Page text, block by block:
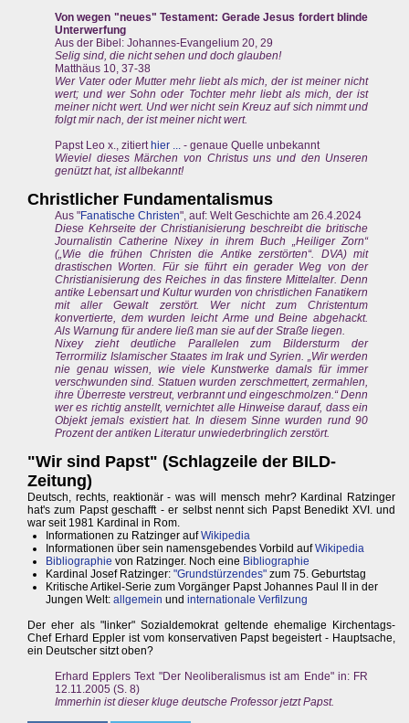
Von wegen "neues" Testament: Gerade Jesus fordert blinde
Unterwerfung
Aus der Bibel: Johannes-Evangelium 20, 29
Selig sind, die nicht sehen und doch glauben!
Matthäus 10, 37-38
Wer Vater oder Mutter mehr liebt als mich, der ist meiner nicht
wert; und wer Sohn oder Tochter mehr liebt als mich, der ist
meiner nicht wert. Und wer nicht sein Kreuz auf sich nimmt und
folgt mir nach, der ist meiner nicht wert.
Papst Leo x., zitiert hier ... - genaue Quelle unbekannt
Wieviel dieses Märchen von Christus uns und den Unseren
genützt hat, ist allbekannt!
Christlicher Fundamentalismus
Aus "Fanatische Christen", auf: Welt Geschichte am 26.4.2024
Diese Kehrseite der Christianisierung beschreibt die britische
Journalistin Catherine Nixey in ihrem Buch „Heiliger Zorn“
(„Wie die frühen Christen die Antike zerstörten“. DVA) mit
drastischen Worten. Für sie führt ein gerader Weg von der
Christianisierung des Reiches in das finstere Mittelalter. Denn
antike Lebensart und Kultur wurden von christlichen Fanatikern
mit aller Gewalt zerstört. Wer nicht zum Christentum
konvertierte, dem wurden leicht Arme und Beine abgehackt.
Als Warnung für andere ließ man sie auf der Straße liegen.
Nixey zieht deutliche Parallelen zum Bildersturm der
Terrormiliz Islamischer Staates im Irak und Syrien. „Wir werden
nie genau wissen, wie viele Kunstwerke damals für immer
verschwunden sind. Statuen wurden zerschmettert, zermahlen,
ihre Überreste verstreut, verbrannt und eingeschmolzen.“ Denn
wer es richtig anstellt, vernichtet alle Hinweise darauf, dass ein
Objekt jemals existiert hat. In diesem Sinne wurden rund 90
Prozent der antiken Literatur unwiederbringlich zerstört.
"Wir sind Papst" (Schlagzeile der BILD-
Zeitung)
Deutsch, rechts, reaktionär - was will mensch mehr? Kardinal Ratzinger
hat's zum Papst geschafft - er selbst nennt sich Papst Benedikt XVI. und
war seit 1981 Kardinal in Rom.
Informationen zu Ratzinger aufWikipedia
Informationen über sein namensgebendes Vorbild aufWikipedia
Bibliographie von Ratzinger. Noch eine Bibliographie
Kardinal Josef Ratzinger: "Grundstürzendes" zum 75. Geburtstag
Kritische Artikel-Serie zum Vorgänger Papst Johannes Paul II in der
Jungen Welt: allgemein und internationale Verfilzung
Der eher als "linker" Sozialdemokrat geltende ehemalige Kirchentags-
Chef Erhard Eppler ist vom konservativen Papst begeistert - Hauptsache,
ein Deutscher sitzt oben?
Erhard Epplers Text "Der Neoliberalismus ist am Ende" in: FR
12.11.2005 (S. 8)
Immerhin ist dieser kluge deutsche Professor jetzt Papst.